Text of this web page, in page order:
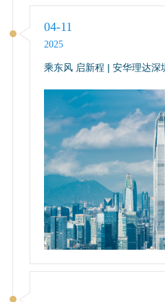
04-11
2025
乘东风 启新程 | 安华理达深